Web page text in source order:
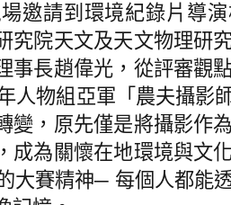
邀請到環境紀錄片導
究院天文及天文物理研
事長趙偉光，從評審觀
人物組亞軍「農夫攝影
變，原先僅是將攝影作
成為關懷在地環境與文
大賽精神─ 每個人都能